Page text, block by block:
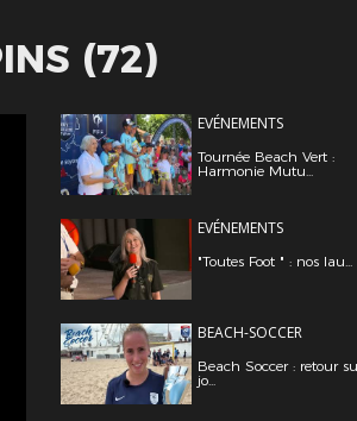
(72)
EVÉNEMENTS
Tournée Beach Vert :
Harmonie Mutu...
EVÉNEMENTS
"Toutes Foot " : nos lau...
BEACH-SOCCER
Beach Soccer : retour
jo...